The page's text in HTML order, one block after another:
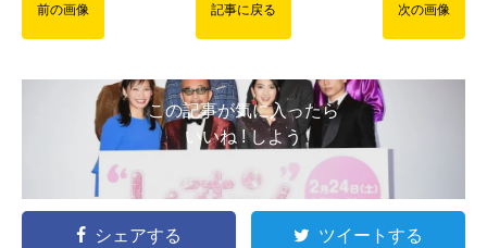
前の画像 記事に戻る 次の画像
この記事が気に入ったら
いいね ! しよう
シェアする ツイートする